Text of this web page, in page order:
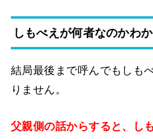
しもべえが何者なのかわ
結局最後まで呼んでもしも
りません。
父親側の話からすると、し